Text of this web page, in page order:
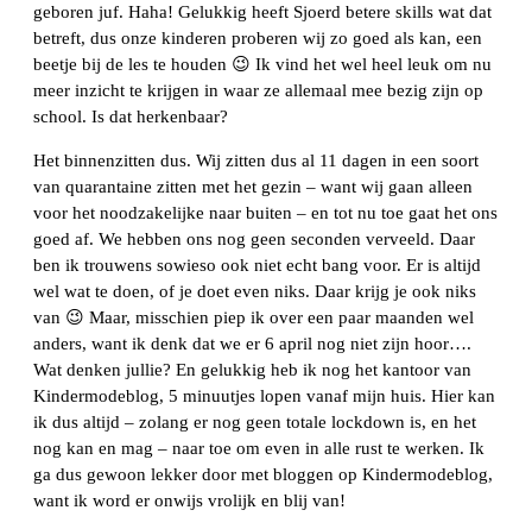
geboren juf. Haha! Gelukkig heeft Sjoerd betere skills wat dat
betreft, dus onze kinderen proberen wij zo goed als kan, een
beetje bij de les te houden 😉 Ik vind het wel heel leuk om nu
meer inzicht te krijgen in waar ze allemaal mee bezig zijn op
school. Is dat herkenbaar?
Het binnenzitten dus. Wij zitten dus al 11 dagen in een soort
van quarantaine zitten met het gezin – want wij gaan alleen
voor het noodzakelijke naar buiten – en tot nu toe gaat het ons
goed af. We hebben ons nog geen seconden verveeld. Daar
ben ik trouwens sowieso ook niet echt bang voor. Er is altijd
wel wat te doen, of je doet even niks. Daar krijg je ook niks
van 😉 Maar, misschien piep ik over een paar maanden wel
anders, want ik denk dat we er 6 april nog niet zijn hoor….
Wat denken jullie? En gelukkig heb ik nog het kantoor van
Kindermodeblog, 5 minuutjes lopen vanaf mijn huis. Hier kan
ik dus altijd – zolang er nog geen totale lockdown is, en het
nog kan en mag – naar toe om even in alle rust te werken. Ik
ga dus gewoon lekker door met bloggen op Kindermodeblog,
want ik word er onwijs vrolijk en blij van!